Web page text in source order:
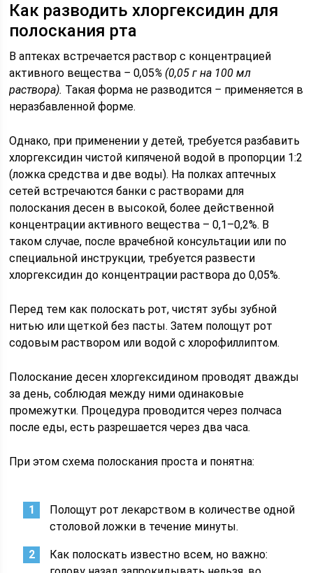
Как разводить хлоргексидин для
полоскания рта
В аптеках встречается раствор с концентрацией
активного вещества – 0,05% (0,05 г на 100 мл
раствора). Такая форма не разводится – применяется в
неразбавленной форме.
Однако, при применении у детей, требуется разбавить
хлоргексидин чистой кипяченой водой в пропорции 1:2
(ложка средства и две воды). На полках аптечных
сетей встречаются банки с растворами для
полоскания десен в высокой, более действенной
концентрации активного вещества – 0,1–0,2%. В
таком случае, после врачебной консультации или по
специальной инструкции, требуется развести
хлоргексидин до концентрации раствора до 0,05%.
Перед тем как полоскать рот, чистят зубы зубной
нитью или щеткой без пасты. Затем полощут рот
содовым раствором или водой с хлорофиллиптом.
Полоскание десен хлоргексидином проводят дважды
за день, соблюдая между ними одинаковые
промежутки. Процедура проводится через полчаса
после еды, есть разрешается через два часа.
При этом схема полоскания проста и понятна:
Полощут рот лекарством в количестве одной
столовой ложки в течение минуты.
Как полоскать известно всем, но важно: